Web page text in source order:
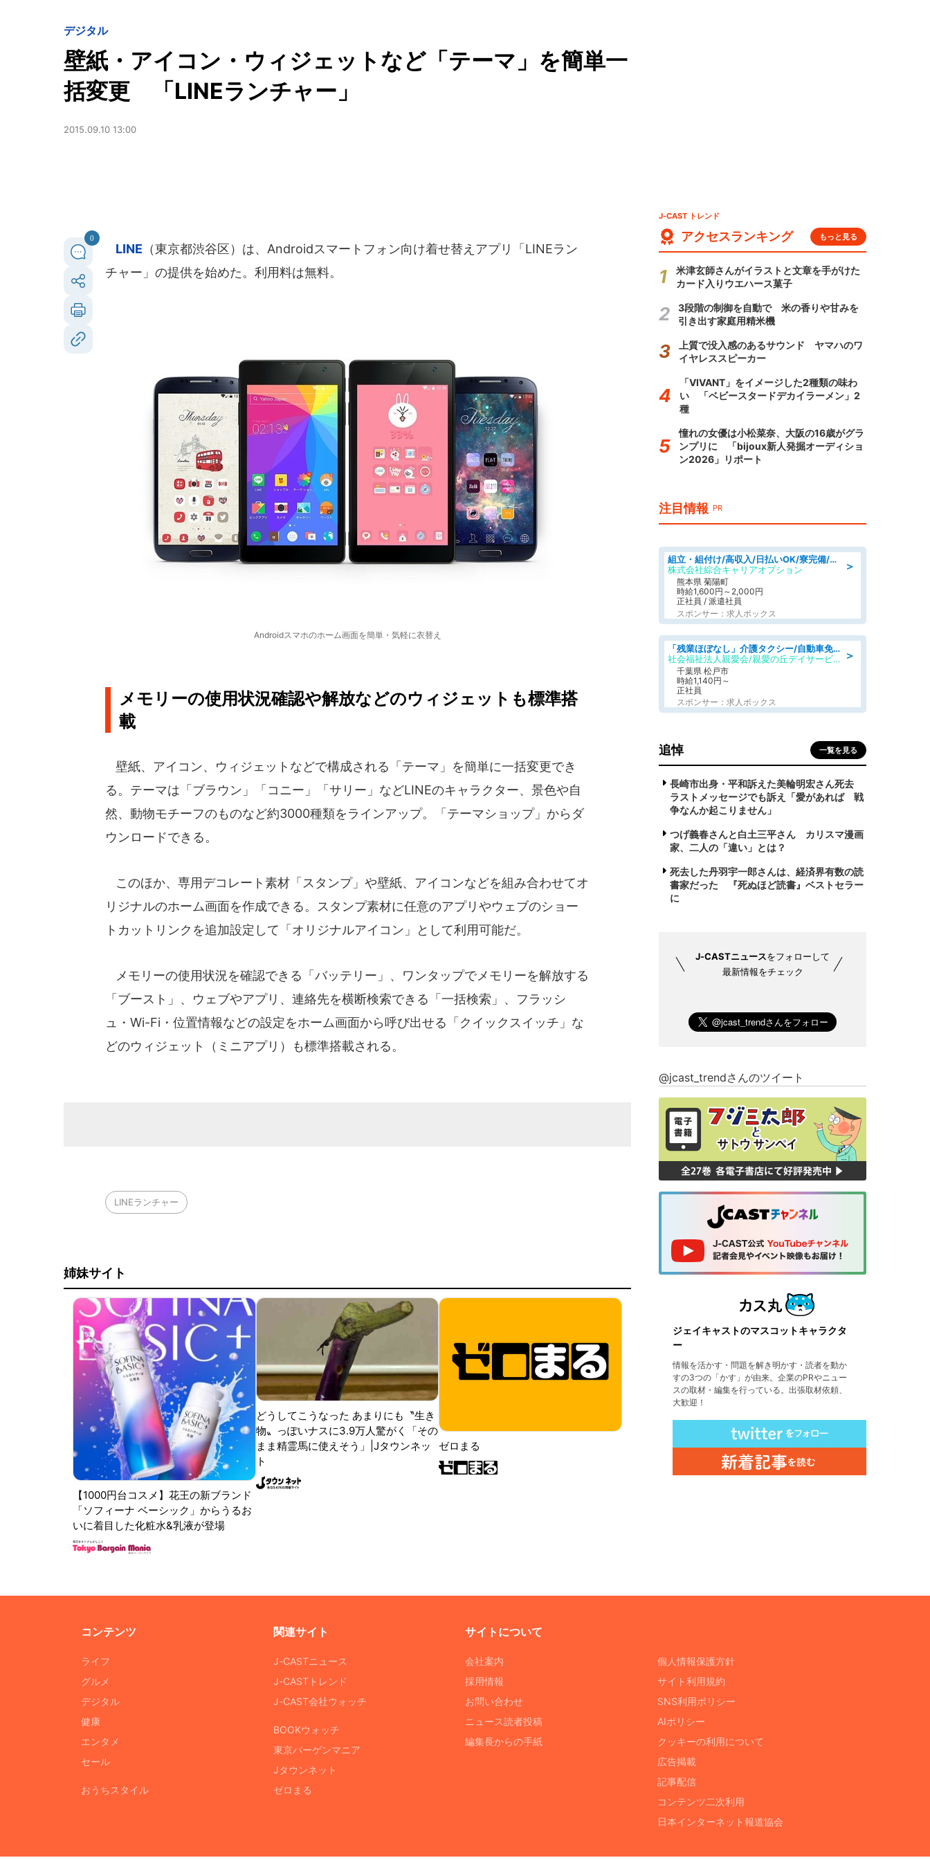
デジタル
壁紙・アイコン・ウィジェットなど「テーマ」を簡単一
括変更 「LINEランチャー」
2015.09.10 13:00
0
LINE （東京都渋谷区）は、Androidスマートフォン向け着せ替えアプリ「LINEラン
チャー」の提供を始めた。利用料は無料。
Androidスマホのホーム画面を簡単・気軽に衣替え
メモリーの使用状況確認や解放などのウィジェットも標準搭
載
壁紙、アイコン、ウィジェットなどで構成される「テーマ」を簡単に一括変更でき
る。テーマは「ブラウン」「コニー」「サリー」などLINEのキャラクター、景色や自
然、動物モチーフのものなど約3000種類をラインアップ。「テーマショップ」からダ
ウンロードできる。
このほか、専用デコレート素材「スタンプ」や壁紙、アイコンなどを組み合わせてオ
リジナルのホーム画面を作成できる。スタンプ素材に任意のアプリやウェブのショー
トカットリンクを追加設定して「オリジナルアイコン」として利用可能だ。
メモリーの使用状況を確認できる「バッテリー」、ワンタップでメモリーを解放する
「ブースト」、ウェブやアプリ、連絡先を横断検索できる「一括検索」、フラッシ
ュ・Wi-Fi・位置情報などの設定をホーム画面から呼び出せる「クイックスイッチ」な
どのウィジェット（ミニアプリ）も標準搭載される。
LINEランチャー
姉妹サイト
【1000円台コスメ】花王の新ブランド
「ソフィーナ ベーシック」からうるお
いに着目した化粧水&乳液が登場
どうしてこうなった あまりにも〝生き
物〟っぽいナスに3.9万人驚がく「その
まま精霊馬に使えそう」|Jタウンネッ
ト
ゼロまる
J-CAST トレンド
アクセスランキング もっと見る
米津玄師さんがイラストと文章を手がけた
カード入りウエハース菓子
3段階の制御を自動で 米の香りや甘みを
引き出す家庭用精米機
上質で没入感のあるサウンド ヤマハのワ
イヤレススピーカー
「VIVANT」をイメージした2種類の味わ
い 「ベビースタードデカイラーメン」2
種
憧れの女優は小松菜奈、大阪の16歳がグラ
ンプリに 「bijoux新人発掘オーディショ
ン2026」リポート
注目情報 PR
＞
組立・組付け/高収入/日払いOK/寮完備/交替制/20・30・40代活躍中
株式会社綜合キャリアオプション
熊本県 菊陽町
時給1,600円～2,000円
正社員 / 派遣社員
スポンサー：求人ボックス
＞
「残業ほぼなし」介護タクシー/自動車免許必須/正職員/日勤のみ/デイサービス
社会福祉法人親愛会/親愛の丘デイサービス
千葉県 松戸市
時給1,140円～
正社員
スポンサー：求人ボックス
追悼 一覧を見る
長崎市出身・平和訴えた美輪明宏さん死去
ラストメッセージでも訴え「愛があれば 戦
争なんか起こりません」
つげ義春さんと白土三平さん カリスマ漫画
家、二人の「違い」とは？
死去した丹羽宇一郎さんは、経済界有数の読
書家だった 『死ぬほど読書』ベストセラー
に
J-CASTニュースをフォローして
最新情報をチェック
@jcast_trendさんのツイート
ジェイキャストのマスコットキャラクタ
ー
情報を活かす・問題を解き明かす・読者を動か
すの3つの「かす」が由来。企業のPRやニュー
スの取材・編集を行っている。出張取材依頼、
大歓迎！
コンテンツ
ライフ
グルメ
デジタル
健康
エンタメ
セール
おうちスタイル
関連サイト
J-CASTニュース
J-CASTトレンド
J-CAST会社ウォッチ
BOOKウォッチ
東京バーゲンマニア
Jタウンネット
ゼロまる
サイトについて
会社案内
採用情報
お問い合わせ
ニュース読者投稿
編集長からの手紙
個人情報保護方針
サイト利用規約
SNS利用ポリシー
AIポリシー
クッキーの利用について
広告掲載
記事配信
コンテンツ二次利用
日本インターネット報道協会